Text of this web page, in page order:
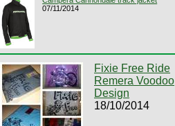
07/11/2014
Fixie Free Ride
Remera Voodoo
Design
18/10/2014